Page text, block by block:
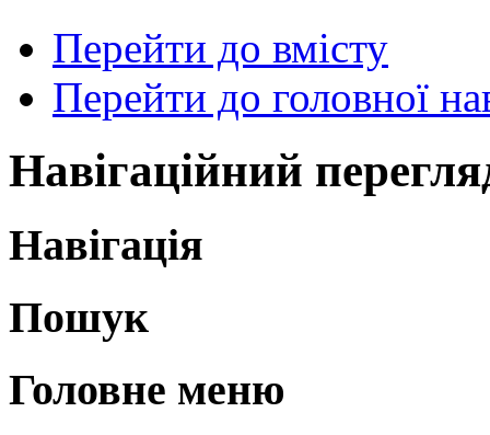
Перейти до вмісту
Перейти до головної
Навігаційний
Навігація
Пошук
Головне меню